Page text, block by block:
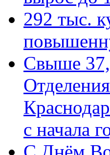
292 тыс.
Свыше
с начала